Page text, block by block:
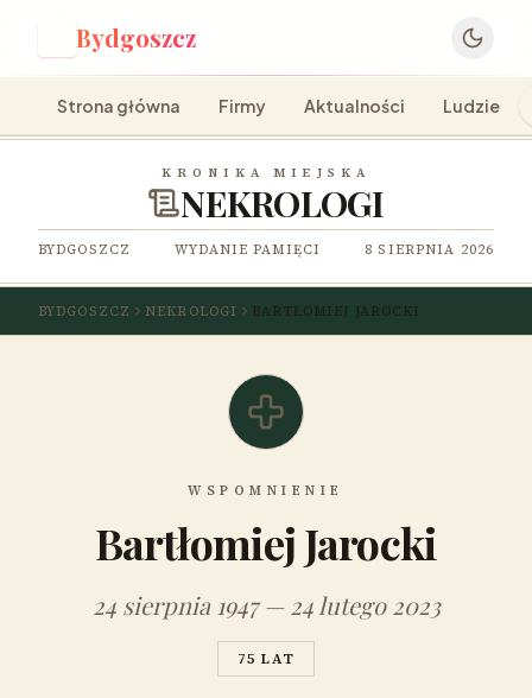
Bydgoszcz
Strona główna Firmy Aktualności Ludzie
KRONIKA MIEJSKA
NEKROLOGI
BYDGOSZCZ WYDANIE PAMIĘCI 8 SIERPNIA 2026
BYDGOSZCZ NEKROLOGI BARTŁOMIEJ JAROCKI
WSPOMNIENIE
Bartłomiej Jarocki
24 sierpnia 1947 — 24 lutego 2023
75 LAT